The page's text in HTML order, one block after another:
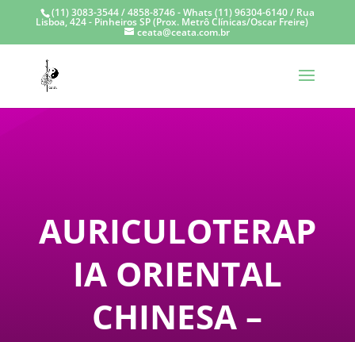
(11) 3083-3544 / 4858-8746 - Whats (11) 96304-6140 / Rua
Lisboa, 424 - Pinheiros SP (Prox. Metrô Clínicas/Oscar Freire)
ceata@ceata.com.br
AURICULOTERAP
IA ORIENTAL
CHINESA –